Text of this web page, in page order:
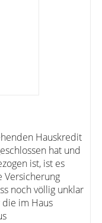
Hauskredit
hat und
ist, ist es
Versicherung
noch völlig unklar
im Haus